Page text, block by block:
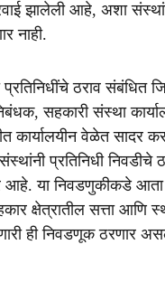
झालेली आहे, अशा
नाही.
ठराव संबंधित
सहकारी संस्था
कार्यालयीन वेळेत सादर
प्रतिनिधी
या निवडणुकीकडे आता
क्षेत्रातील सत्ता आणि
ही निवडणूक ठरणार